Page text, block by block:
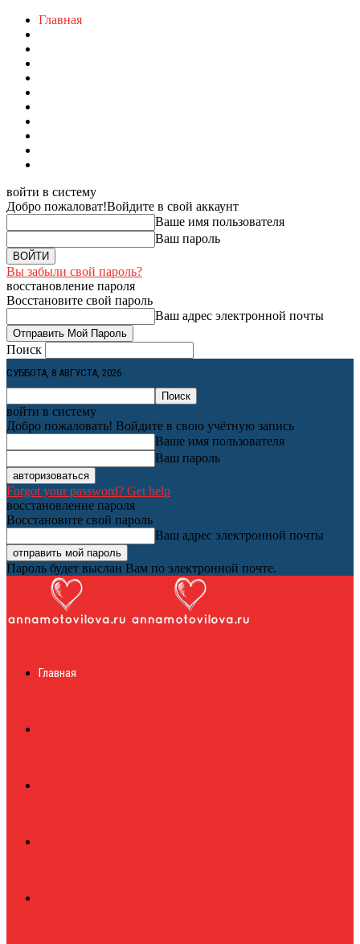
Главная
войти в систему
Добро пожаловат!Войдите в свой аккаунт
Ваше имя пользователя
Ваш пароль
Вы забыли свой пароль?
восстановление пароля
Восстановите свой пароль
Ваш адрес электронной почты
Поиск
СУББОТА, 8 АВГУСТА, 2026
войти в систему
Добро пожаловать! Войдите в свою учётную запись
Ваше имя пользователя
Ваш пароль
Forgot your password? Get help
восстановление пароля
Восстановите свой пароль
Ваш адрес электронной почты
Пароль будет выслан Вам по электронной почте.
журналГлавная